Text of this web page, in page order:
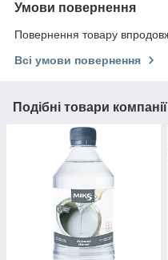
Умови повернення
Повернення товару
Всі умови повернення
Подібні товари компанії